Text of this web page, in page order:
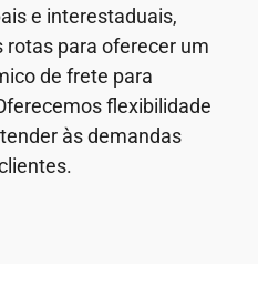
e interestaduais,
para oferecer um
de frete para
flexibilidade
às demandas